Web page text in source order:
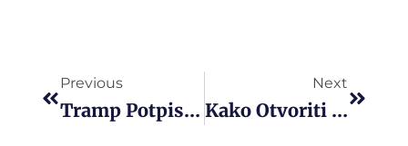
Previous
Tramp Potpisao Uredbu: Engleski Jezik Postaje Uslov Za Vožnju Kamiona U Americi
Next
Kako Otvoriti Kamionsku Kompaniju U Americi: Vodič Kroz Ključne Korake